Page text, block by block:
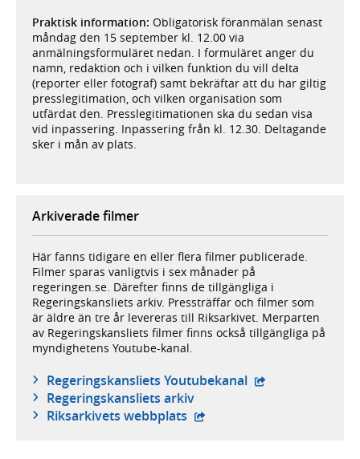
Praktisk information: Obligatorisk föranmälan senast
måndag den 15 september kl. 12.00 via
anmälningsformuläret nedan. I formuläret anger du
namn, redaktion och i vilken funktion du vill delta
(reporter eller fotograf) samt bekräftar att du har giltig
presslegitimation, och vilken organisation som
utfärdat den. Presslegitimationen ska du sedan visa
vid inpassering. Inpassering från kl. 12.30. Deltagande
sker i mån av plats.
Arkiverade filmer
Här fanns tidigare en eller flera filmer publicerade.
Filmer sparas vanligtvis i sex månader på
regeringen.se. Därefter finns de tillgängliga i
Regeringskansliets arkiv. Pressträffar och filmer som
är äldre än tre år levereras till Riksarkivet. Merparten
av Regeringskansliets filmer finns också tillgängliga på
myndighetens Youtube-kanal.
Regeringskansliets Youtubekanal - extern
Regeringskansliets arkiv
Riksarkivets webbplats - extern webbplats,